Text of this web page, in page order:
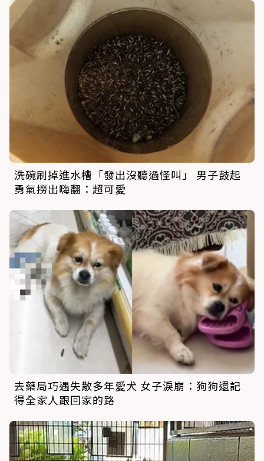
洗碗刷掉進水槽「發出沒聽過怪叫」 男子鼓起
勇氣撈出嗨翻：超可愛
去藥局巧遇失散多年愛犬 女子淚崩：狗狗還記
得全家人跟回家的路